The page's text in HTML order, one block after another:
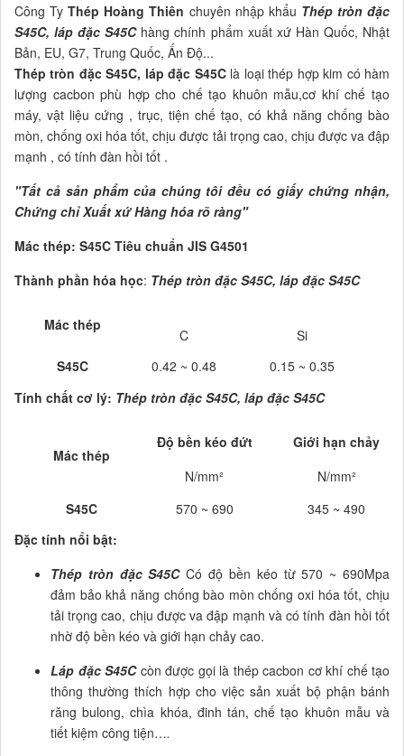
Công TyThép Hoàng Thiên chuyên nhập khẩu Thép tròn đặc
S45C, láp đặc S45C hàng chính phẩm xuất xứ Hàn Quốc, Nhật
Bản, EU, G7, Trung Quốc, Ấn Độ...
Thép tròn đặc S45C, láp đặc S45Clà loại thép hợp kim có hàm
lượng cacbon phù hợp cho chế tạo khuôn mẫu,cơ khí chế tạo
máy, vật liệu cứng , trục, tiện chế tạo, có khả năng chống bào
mòn, chống oxi hóa tốt, chịu được tải trọng cao, chịu được va đập
mạnh , có tính đàn hồi tốt .
"Tất cả sản phẩm của chúng tôi đều có giấy chứng nhận,
Chứng chỉ Xuất xứ Hàng hóa rõ ràng"
Mác thép: S45C Tiêu chuẩn JIS G4501
Thành phần hóa học: Thép tròn đặc S45C, láp đặc S45C
Mác thép
C
Si
S45C
0.42 ~ 0.48
0.15 ~ 0.35
Tính chất cơ lý: Thép tròn đặc S45C, láp đặc S45C
Mác thép
Độ bền kéo đứt
Giới hạn chảy
N/mm²
N/mm²
S45C
570 ~ 690
345 ~ 490
Đặc tính nổi bật:
Thép tròn đặc S45CCó độ bền kéo từ 570 ~ 690Mpa
đảm bảo khả năng chống bào mòn chống oxi hóa tốt, chịu
tải trọng cao, chịu được va đập mạnh và có tính đàn hồi tốt
nhờ độ bền kéo và giới hạn chảy cao.
Láp đặc S45C còn được gọi là thép cacbon cơ khí chế tạo
thông thường thích hợp cho việc sản xuất bộ phận bánh
răng bulong, chìa khóa, đinh tán, chế tạo khuôn mẫu và
tiết kiệm công tiện….